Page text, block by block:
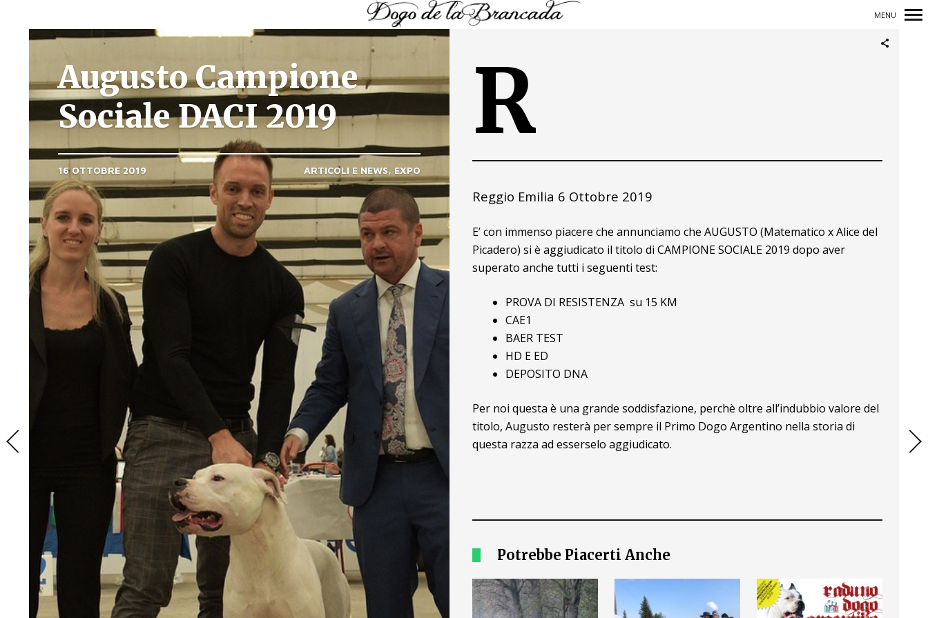
MENU
Augusto Campione
Sociale DACI 2019
16 OTTOBRE 2019 ARTICOLI E NEWS EXPO
R
Reggio Emilia 6 Ottobre 2019
E’ con immenso piacere che annunciamo che AUGUSTO (Matematico x Alice del
Picadero) si è aggiudicato il titolo di CAMPIONE SOCIALE 2019 dopo aver
superato anche tutti i seguenti test:
PROVA DI RESISTENZA su 15 KM
CAE1
BAER TEST
HD E ED
DEPOSITO DNA
Per noi questa è una grande soddisfazione, perchè oltre all’indubbio valore del
titolo, Augusto resterà per sempre il Primo Dogo Argentino nella storia di
questa razza ad esserselo aggiudicato.
Potrebbe Piacerti Anche